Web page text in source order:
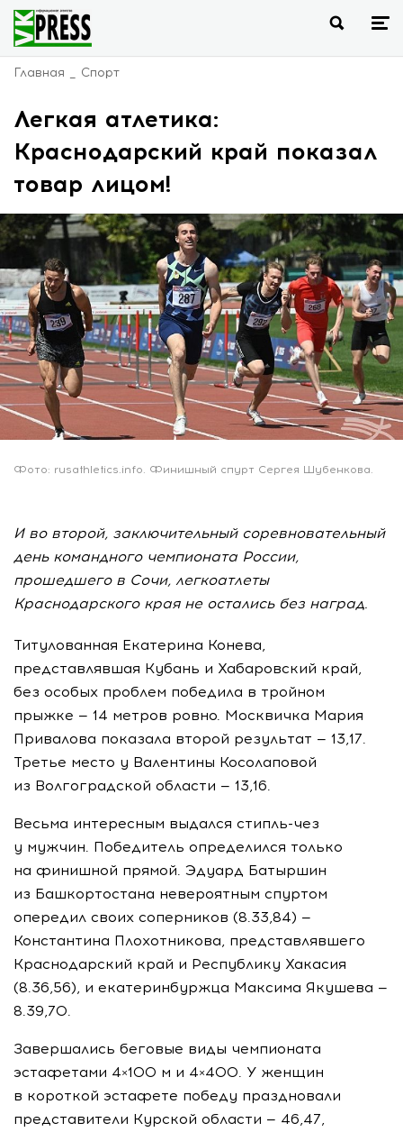
Главная Спорт
Легкая атлетика:
Краснодарский край показал
товар лицом!
Фото: rusathletics.info. Финишный спурт Сергея Шубенкова.
И во второй, заключительный соревновательный
день командного чемпионата России,
прошедшего в Сочи, легкоатлеты
Краснодарского края не остались без наград.
Титулованная Екатерина Конева,
представлявшая Кубань и Хабаровский край,
без особых проблем победила в тройном
прыжке — 14 метров ровно. Москвичка Мария
Привалова показала второй результат — 13,17.
Третье место у Валентины Косолаповой
из Волгоградской области — 13,16.
Весьма интересным выдался стипль-чез
у мужчин. Победитель определился только
на финишной прямой. Эдуард Батыршин
из Башкортостана невероятным спуртом
опередил своих соперников (8.33,84) —
Константина Плохотникова, представлявшего
Краснодарский край и Республику Хакасия
(8.36,56), и екатеринбуржца Максима Якушева —
8.39,70.
Завершались беговые виды чемпионата
эстафетами 4×100 м и 4×400. У женщин
в короткой эстафете победу праздновали
представители Курской области — 46,47,